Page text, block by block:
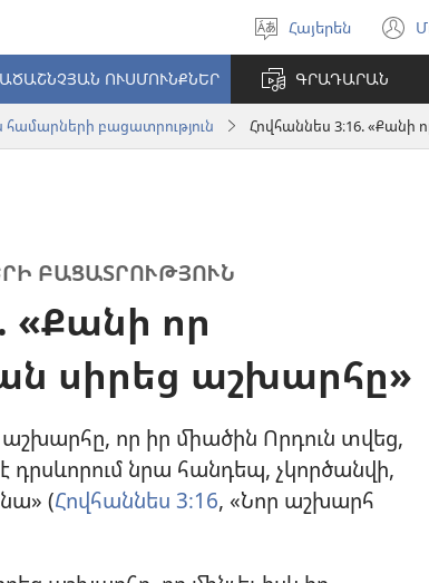
Ընտրել
լեզուն
Հայերեն
ՈՒՍՄՈՒՆՔՆԵՐ ԳՐԱԴԱՐԱՆ
բացատրություն Հովհաննես 3։16.
ԲԱՑԱՏՐՈՒԹՅՈՒՆ
«Քանի որ
սիրեց աշխարհը»
որ իր միածին Որդուն տվեց,
նրա հանդեպ, չկործանվի,
(Հովհաննես 3։16, «Նոր աշխարհ